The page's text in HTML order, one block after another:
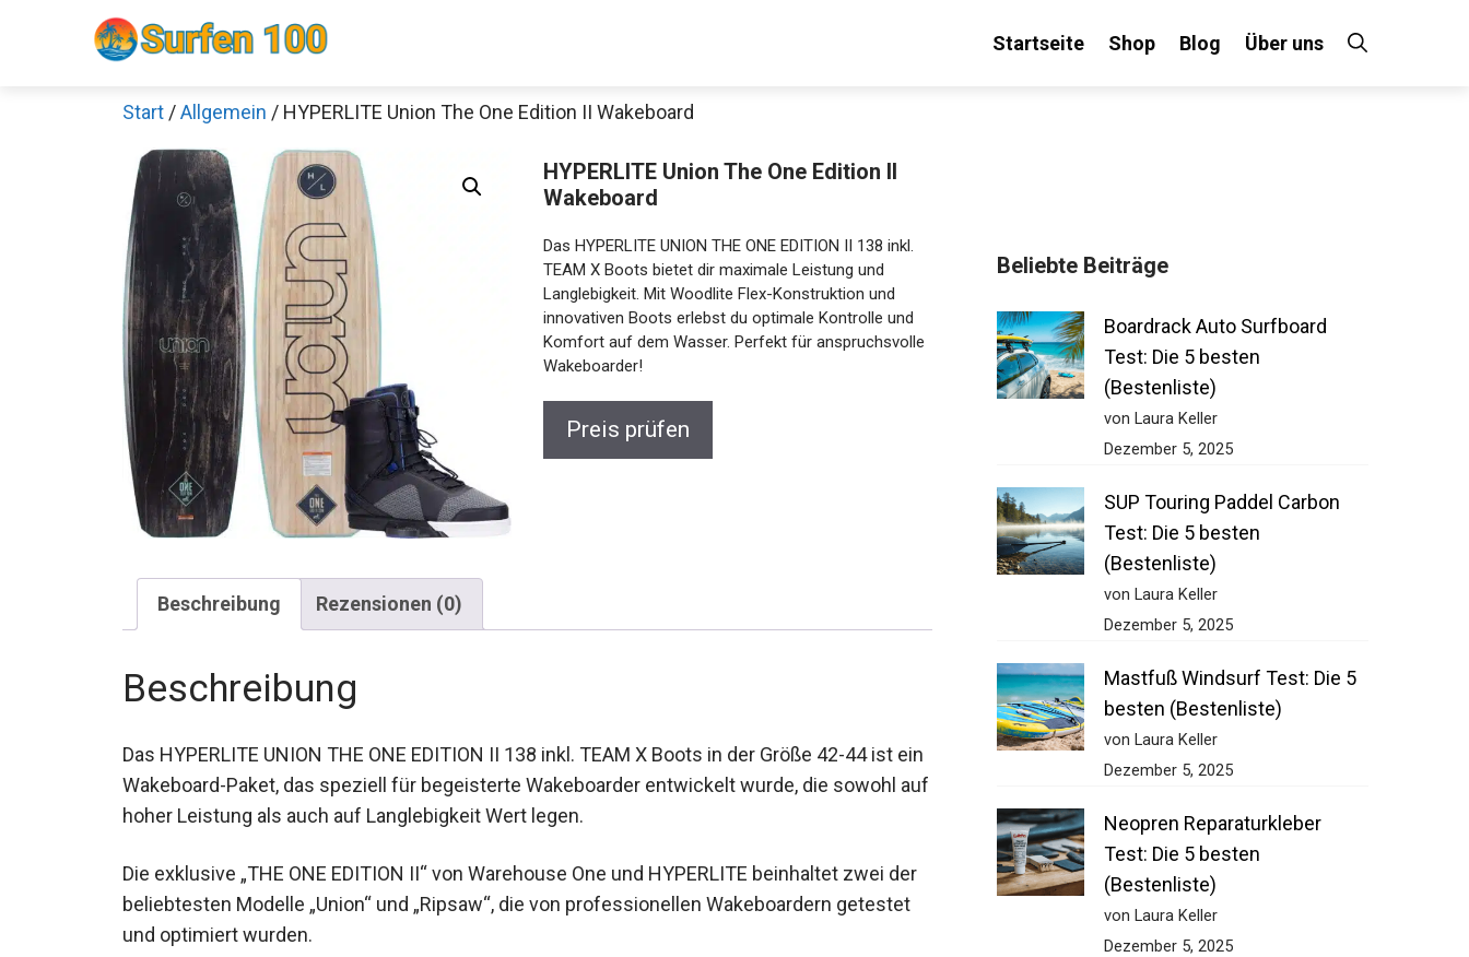
Startseite Shop Blog Über uns
Start /Allgemein / HYPERLITE Union The One Edition II Wakeboard
HYPERLITE Union The One Edition II
Wakeboard
Das HYPERLITE UNION THE ONE EDITION II 138 inkl.
TEAM X Boots bietet dir maximale Leistung und
Langlebigkeit. Mit Woodlite Flex-Konstruktion und
innovativen Boots erlebst du optimale Kontrolle und
Komfort auf dem Wasser. Perfekt für anspruchsvolle
Wakeboarder!
Preis prüfen
Beschreibung Rezensionen (0)
Beschreibung
Das HYPERLITE UNION THE ONE EDITION II 138 inkl. TEAM X Boots in der Größe 42-44 ist
ein Wakeboard-Paket, das speziell für begeisterte Wakeboarder entwickelt wurde, die
sowohl auf hoher Leistung als auch auf Langlebigkeit Wert legen.
Die exklusive „THE ONE EDITION II“ von Warehouse One und HYPERLITE beinhaltet zwei der
beliebtesten Modelle „Union“ und „Ripsaw“, die von professionellen Wakeboardern getestet
und optimiert wurden.
Beliebte Beiträge
Boardrack Auto Surfboard
Test: Die 5 besten
(Bestenliste)
von Laura Keller
Dezember 5, 2025
SUP Touring Paddel Carbon
Test: Die 5 besten
(Bestenliste)
von Laura Keller
Dezember 5, 2025
Mastfuß Windsurf Test: Die 5
besten (Bestenliste)
von Laura Keller
Dezember 5, 2025
Neopren Reparaturkleber
Test: Die 5 besten
(Bestenliste)
von Laura Keller
Dezember 5, 2025
Decathlon Sale
Schaue dir jetzt die meistverkauften Produkte im Sale bei Decathlon an!
Jetzt anschauen